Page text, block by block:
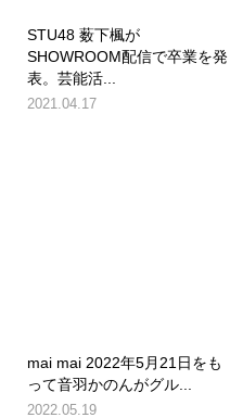
STU48 薮下楓が
SHOWROOM配信で卒業を発
表。芸能活...
2021.04.17
mai mai 2022年5月21日をも
って音羽かのんがグル...
2022.05.19